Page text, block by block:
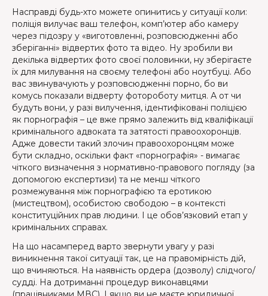
Насправді будь-хто можете опинитись у ситуації коли:
поліція вилучає ваш телефон, комп’ютер або камеру
через підозру у «виготовленні, розповсюдженні або
зберіганні» відвертих фото та відео. Ну зробили ви
декілька відвертих фото своєї половинки, ну зберігаєте
їх для милування на своєму телефоні або ноутбуці. Або
вас звинувачують у розповсюдженні порно, бо ви
комусь показали відверту фотороботу митця. А от чи
будуть вони, у разі вилучення, ідентифіковані поліцією
як порнографія – це вже прямо залежить від кваліфікації
кримінального адвоката та затятості правоохоронців.
Адже довести такий злочин правоохоронцям може
бути складно, оскільки факт «порнографія» - вимагає
чіткого визначення з нормативно-правового погляду (за
допомогою експертизи) та не менш чіткого
розмежування між порнографією та еротикою
(мистецтвом), особистою свободою – в контексті
конституційних прав людини. І це обов’язковий етап у
кримінальних справах.
На що насамперед варто звернути увагу у разі
виникнення такої ситуації так, це на правомірність дій,
що вчиняються. На наявність ордера (дозволу) слідчого/
судді. На дотриманні процедур виконавцями